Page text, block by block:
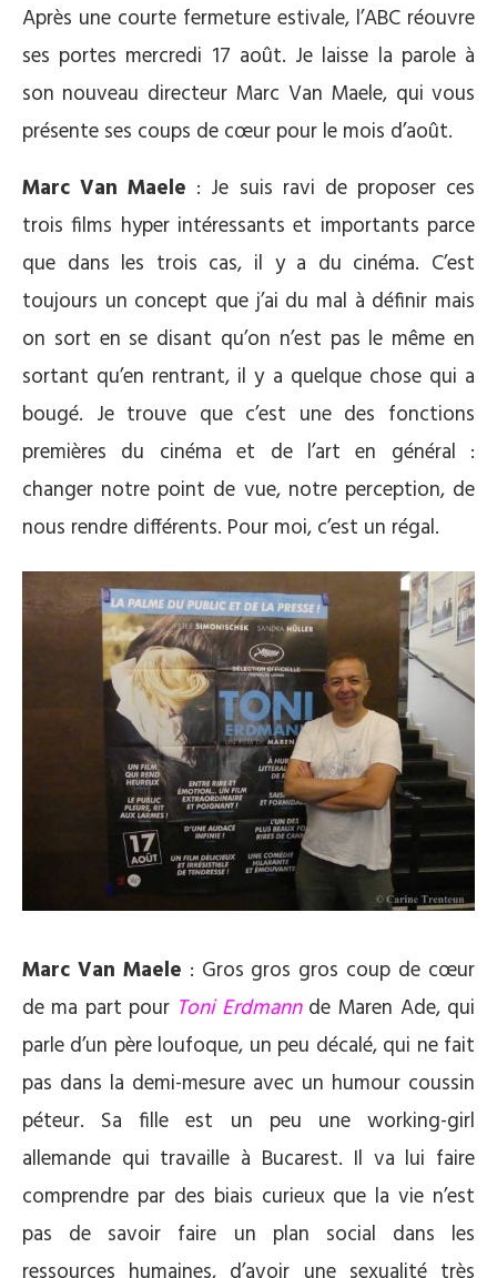
Après une courte fermeture estivale, l’ABC réouvre
ses portes mercredi 17 août. Je laisse la parole à
son nouveau directeur Marc Van Maele, qui vous
présente ses coups de cœur pour le mois d’août.
Marc Van Maele : Je suis ravi de proposer ces
trois films hyper intéressants et importants parce
que dans les trois cas, il y a du cinéma. C’est
toujours un concept que j’ai du mal à définir mais
on sort en se disant qu’on n’est pas le même en
sortant qu’en rentrant, il y a quelque chose qui a
bougé. Je trouve que c’est une des fonctions
premières du cinéma et de l’art en général :
changer notre point de vue, notre perception, de
nous rendre différents. Pour moi, c’est un régal.
Marc Van Maele : Gros gros gros coup de cœur
de ma part pour Toni Erdmannde Maren Ade, qui
parle d’un père loufoque, un peu décalé, qui ne fait
pas dans la demi-mesure avec un humour coussin
péteur. Sa fille est un peu une working-girl
allemande qui travaille à Bucarest. Il va lui faire
comprendre par des biais curieux que la vie n’est
pas de savoir faire un plan social dans les